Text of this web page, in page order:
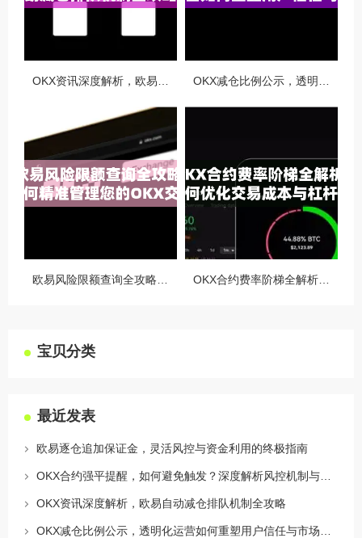
宝贝分类
最近发表
欧易逐仓追加保证金，灵活风控与资金利用的终极指南
OKX资讯深度解析，欧易自动减仓排队机制全攻略